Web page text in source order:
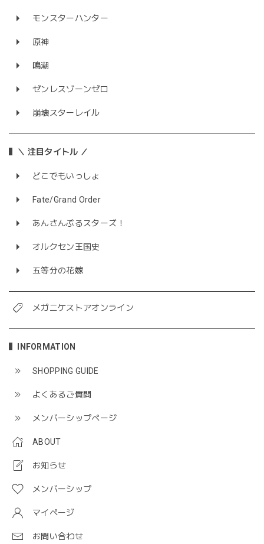
モンスターハンター
原神
鳴潮
ゼンレスゾーンゼロ
崩壊スターレイル
＼ 注目タイトル ／
どこでもいっしょ
Fate/Grand Order
あんさんぶるスターズ！
オルクセン王国史
五等分の花嫁
メガニケストアオンライン
INFORMATION
SHOPPING GUIDE
よくあるご質問
メンバーシップページ
ABOUT
お知らせ
メンバーシップ
マイページ
お問い合わせ